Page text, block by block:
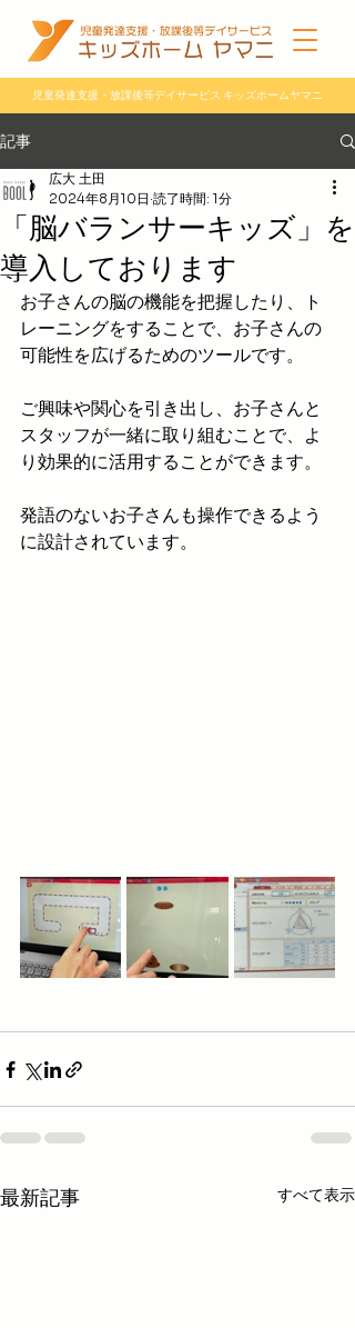
児童発達支援・放課後等デイサービス キッズホームヤマニ
記事
「脳バランサーキッズ」を
導入しております
広大 土田
2024年8月10日 読了時間: 1分
お子さんの脳の機能を把握したり、ト
レーニングをすることで、お子さんの
可能性を広げるためのツールです。
ご興味や関心を引き出し、お子さんと
スタッフが一緒に取り組むことで、よ
り効果的に活用することができます。
発語のないお子さんも操作できるよう
に設計されています。
最新記事 すべて表示